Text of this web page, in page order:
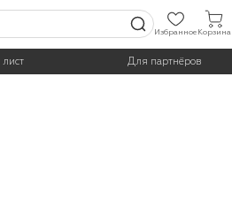
ИзбранноеКорзина
Для партнёров